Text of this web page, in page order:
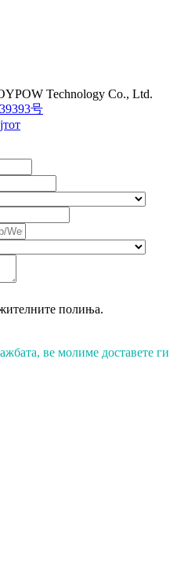
Technology Co., Ltd.
号
полиња.
ве молиме доставете ги